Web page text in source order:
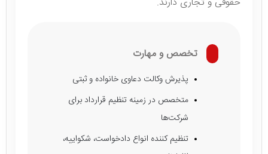
تخصص و مهارت
پذیرش وکالت دعاوی خانواده و ثبتی
متخصص در زمینه تنظیم قرارداد برای
شرکت‌ها
تنظیم کننده انواع دادخواست، شکواییه،